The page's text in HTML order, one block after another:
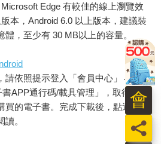
Edge 有較佳的線上瀏覽效
本，Android 6.0 以上版本，建議裝
體，至少有 30 MB以上的容量。
請依照提示登入「會員中心」→「我
APP通行碼/載具管理」，取得通行
買的電子書。完成下載後，點選任一
。
員
會